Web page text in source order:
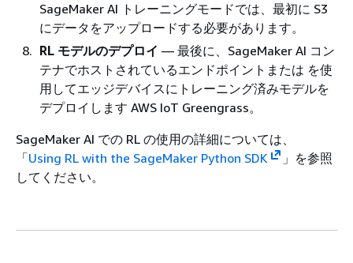
SageMaker AI トレーニングモードでは、最初に S3
にデータをアップロードする必要があります。
RL モデルのデプロイ — 最後に、SageMaker AI コン
テナでホストされているエンドポイントまたは を使
用してエッジデバイスにトレーニング済みモデルを
デプロイします AWS IoT Greengrass。
SageMaker AI での RL の使用の詳細については、
「Using RL with the SageMaker Python SDK
」を参照
してください。